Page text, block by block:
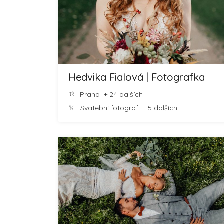
Hedvika Fialová | Fotografka
Praha + 24 dalších
Svatební fotograf + 5 dalších